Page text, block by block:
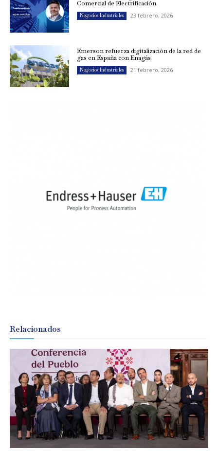
Comercial de Electrificación
Negocios Industriales 23 febrero, 2026
Emerson refuerza digitalización de la red de
gas en España con Enagás
Negocios Industriales 21 febrero, 2026
Relacionados